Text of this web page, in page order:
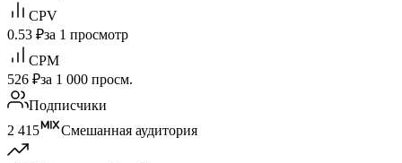
CPV
0.53 ₽за 1 просмотр
CPM
526 ₽за 1 000 просм.
Подписчики
2 415
Смешанная аудитория